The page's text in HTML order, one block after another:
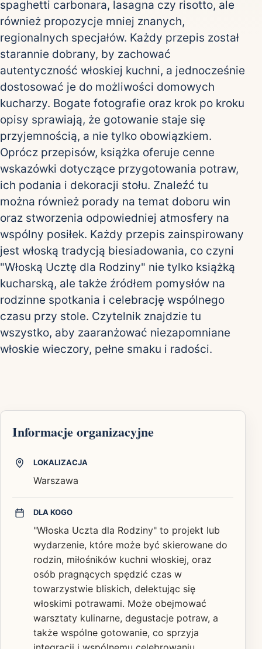
spaghetti carbonara, lasagna czy risotto, ale
również propozycje mniej znanych,
regionalnych specjałów. Każdy przepis został
starannie dobrany, by zachować
autentyczność włoskiej kuchni, a jednocześnie
dostosować je do możliwości domowych
kucharzy. Bogate fotografie oraz krok po kroku
opisy sprawiają, że gotowanie staje się
przyjemnością, a nie tylko obowiązkiem.
Oprócz przepisów, książka oferuje cenne
wskazówki dotyczące przygotowania potraw,
ich podania i dekoracji stołu. Znaleźć tu
można również porady na temat doboru win
oraz stworzenia odpowiedniej atmosfery na
wspólny posiłek. Każdy przepis zainspirowany
jest włoską tradycją biesiadowania, co czyni
"Włoską Ucztę dla Rodziny" nie tylko książką
kucharską, ale także źródłem pomysłów na
rodzinne spotkania i celebrację wspólnego
czasu przy stole. Czytelnik znajdzie tu
wszystko, aby zaaranżować niezapomniane
włoskie wieczory, pełne smaku i radości.
Informacje organizacyjne
LOKALIZACJA
Warszawa
DLA KOGO
"Włoska Uczta dla Rodziny" to projekt lub
wydarzenie, które może być skierowane do
rodzin, miłośników kuchni włoskiej, oraz
osób pragnących spędzić czas w
towarzystwie bliskich, delektując się
włoskimi potrawami. Może obejmować
warsztaty kulinarne, degustacje potraw, a
także wspólne gotowanie, co sprzyja